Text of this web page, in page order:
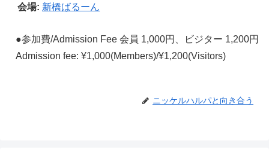
会場: 新橋ばるーん
●参加費/Admission Fee 会員 1,000円、ビジター 1,200円
Admission fee: ¥1,000(Members)/¥1,200(Visitors)
ニッケルハルパと向き合う